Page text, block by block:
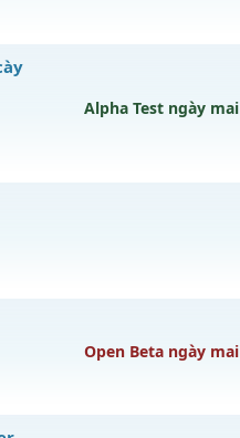
ngày 07/08/2626
Alpha Test ngày mai
20h ngày 04/08/2626
Open Beta ngày mai